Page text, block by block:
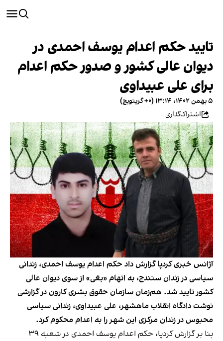
تایید حکم اعدام یوسف احمدی در
دیوان عالی کشور و صدور حکم اعدام
برای علی عبیداوی
۵ بهمن ۱۴۰۲، ۱۳:۱۴ (‎+۰ گرینویچ)
اشتراک‌گذاری
آژانس خبری کردپا گزارش داد حکم اعدام یوسف احمدی، زندانی
سیاسی در زندان سنندج، به اتهام «بغی» از سوی دیوان عالی
کشور تایید شد. هم‌زمان سازمان حقوق بشری کارون در گزارشی
نوشت دادگاه انقلاب ماهشهر، علی عبیداوی، زندانی سیاسی
محبوس در زندان مرکزی این شهر را به اعدام محکوم کرد.
بنا برگزارش کردپا
، حکم اعدام یوسف احمدی در شعبه ٣٩